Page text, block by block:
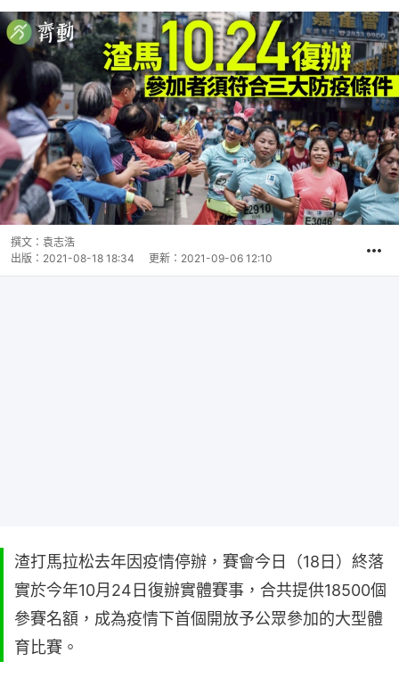
撰文： 袁志浩
出版： 2021-08-18 18:34 更新： 2021-09-06 12:10
渣打馬拉松去年因疫情停辦，賽會今日（18日）終落
實於今年10月24日復辦實體賽事，合共提供18500個
參賽名額，成為疫情下首個開放予公眾參加的大型體
育比賽。